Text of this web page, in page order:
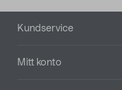
Sidfot
Kundservice
Mitt konto